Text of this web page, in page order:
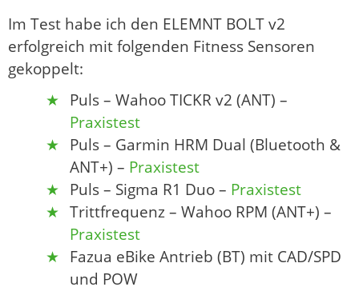
Im Test habe ich den ELEMNT BOLT v2
erfolgreich mit folgenden Fitness Sensoren
gekoppelt:
Puls – Wahoo TICKR v2 (ANT) –
Praxistest
Puls – Garmin HRM Dual (Bluetooth &
ANT+) – Praxistest
Puls – Sigma R1 Duo – Praxistest
Trittfrequenz – Wahoo RPM (ANT+) –
Praxistest
Fazua eBike Antrieb (BT) mit CAD/SPD
und POW